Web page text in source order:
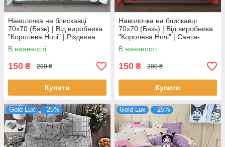
Наволочка на блискавці
70х70 (Бязь) | Від виробника
"Королева Ночі" | Різдвяна
абстракція
В наявності
150 ₴ 200 ₴
Купити
Наволочка на блискавці
70х70 (Бязь) | Від виробника
"Королева Ночі" | Санта-
Клаус з подарунками на
червоному
В наявності
150 ₴ 200 ₴
Купити
Gold Lux –25% Gold Lux –25%